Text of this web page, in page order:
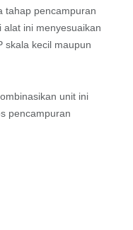
tahap pencampuran
alat ini menyesuaikan
skala kecil maupun
unit ini
pencampuran